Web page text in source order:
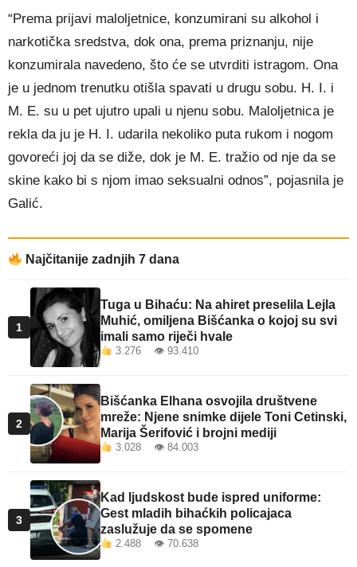
“Prema prijavi maloljetnice, konzumirani su alkohol i
narkotička sredstva, dok ona, prema priznanju, nije
konzumirala navedeno, što će se utvrditi istragom. Ona
je u jednom trenutku otišla spavati u drugu sobu. H. I. i
M. E. su u pet ujutro upali u njenu sobu. Maloljetnica je
rekla da ju je H. I. udarila nekoliko puta rukom i nogom
govoreći joj da se diže, dok je M. E. tražio od nje da se
skine kako bi s njom imao seksualni odnos”, pojasnila je
Galić.
Najčitanije zadnjih 7 dana
1
Tuga u Bihaću: Na ahiret preselila Lejla
Muhić, omiljena Bišćanka o kojoj su svi
imali samo riječi hvale
3.276 👁 93.410
2
Bišćanka Elhana osvojila društvene
mreže: Njene snimke dijele Toni Cetinski,
Marija Šerifović i brojni mediji
3.028 👁 84.003
3
Kad ljudskost bude ispred uniforme:
Gest mladih bihaćkih policajaca
zaslužuje da se spomene
2.488 👁 70.638